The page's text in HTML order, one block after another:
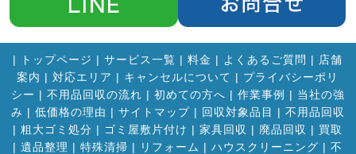
| トップページ | サービス一覧 | 料金 | よくあるご質問 | 店舗
案内 | 対応エリア | キャンセルについて | プライバシーポリ
シー | 不用品回収の流れ | 初めての方へ | 作業事例 | 当社の強
み | 低価格の理由 | サイトマップ| 回収対象品目 | 不用品回収
| 粗大ゴミ処分 | ゴミ屋敷片付け | 家具回収 | 廃品回収 | 買取
| 遺品整理 | 特殊清掃 | リフォーム | ハウスクリーニング | 不